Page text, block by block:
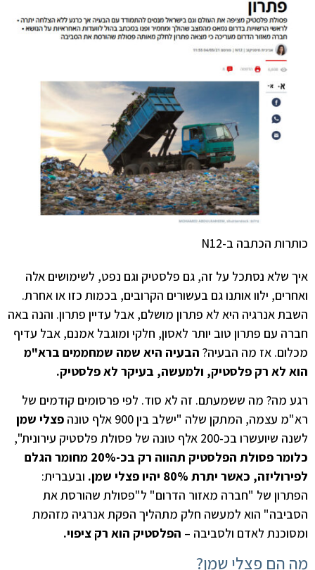
כותרות הכתבה ב-N12
איך שלא נסתכל על זה, גם פלסטיק וגם נפט, לשימושים אלה
ואחרים, ילוו אותנו גם בעשורים הקרובים, בכמות כזו או אחרת.
השבת אנרגיה היא לא פתרון מושלם, אבל עדיין פתרון. והנה באה
חברה עם פתרון טוב יותר לאסון, חלקי ומוגבל אמנם, אבל עדיף
מכלום. אז מה הבעיה? הבעיה היא שמה שמחממים ברא"מ
הוא לא רק פלסטיק, ולמעשה, בעיקר לא פלסטיק.
רגע מה? מה ששמעתם. זה לא סוד. לפי פרסומים קודמים של
רא"מ עצמה, המתקן שלה "ישלב בין 900 אלף טונה
פצלי שמן
לשנה שיועשרו בכ-200 אלף טונה של פסולת פלסטיק עירונית",
כלומר פסולת הפלסטיק תהווה רק בכ-20% מחומר הגלם
לפירוליזה, כאשר יתרת 80% יהיו פצלי שמן.
ובעברית:
הפתרון של "חברה מאזור הדרום" ל"פסולת שהורסת את
הסביבה" הוא למעשה חלק מתהליך הפקת אנרגיה מזהמת
ומסוכנת לאדם ולסביבה – הפלסטיק הוא רק ציפוי.
מה הם פצלי שמן?